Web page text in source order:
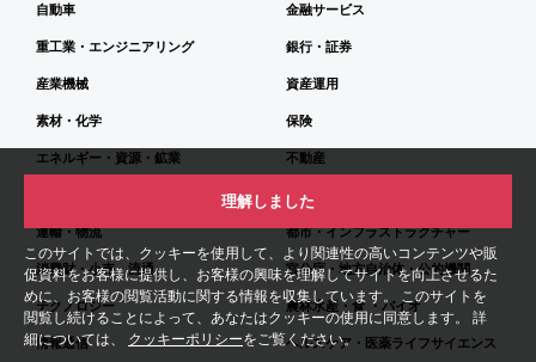
このサイトでは、クッキーを使用して、より関連性の高いコンテンツや販
促資料をお客様に提供し、お客様の興味を理解してサイトを向上させるた
めに、お客様の閲覧活動に関する情報を収集しています。 このサイトを
閲覧し続けることによって、あなたはクッキーの使用に同意します。 詳
細については、 クッキーポリシーをご覧ください。
理解しました
自動車
重工業・エンジニアリング
産業機械
素材・化学
エネルギー・資源・鉱業
運輸・物流
消費財・小売・流通
テクノロジー
情報通信
金融サービス
銀行・証券
資産運用
保険
不動産
プライベート・エクイティ
都市・インフラストラクチャー
官公庁・地方自治体・公的機関
農林水産・食 ・バイオ
ヘルスケア・医薬ライフサイエンス